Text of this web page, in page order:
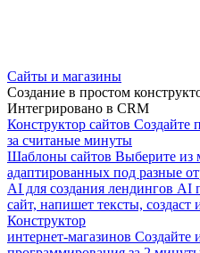
Сайты и магазины
Создание в простом
Интегрировано в CRM
Конструктор сайтов Создайте
за считаные минуты
Шаблоны сайтов Выберите из
адаптированных под разные
AI для создания лендингов AI
сайт, напишет тексты, создаст
Конструктор
интернет-магазинов Создайте